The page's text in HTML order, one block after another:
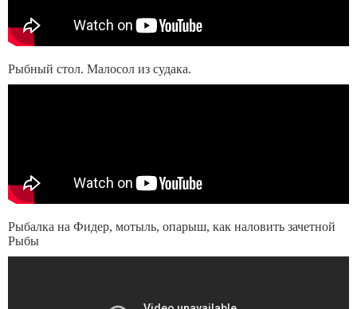
Рыбный стол. Малосол из судака.
Рыбалка на Фидер, мотыль, опарыш, как наловить зачетной
Рыбы